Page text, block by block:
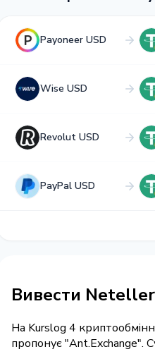
Payoneer USD
Wise USD
Revolut USD
PayPal USD
Вивести Neteller
На Kurslog 4
пропонує "Ant.Exchange".